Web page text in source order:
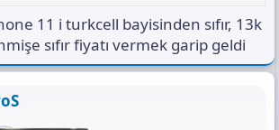
iPhone 11 64 GB Beyaz Cep Telefonu 1 Yıl
B Kalite özelliklerini incelemek ve en uygun
almak için hemen tıkla!
11 i turkcell bayisinden sıfır, 13k
sıfır fiyatı vermek garip geldi